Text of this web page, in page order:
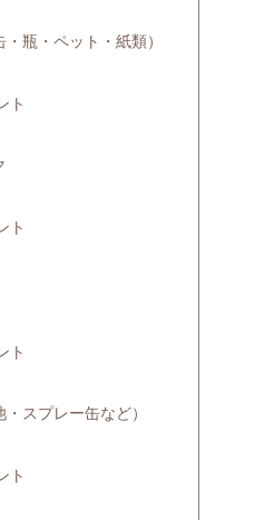
瓶・ペット・紙類）
ト
ト
ト
スプレー缶など）
ト